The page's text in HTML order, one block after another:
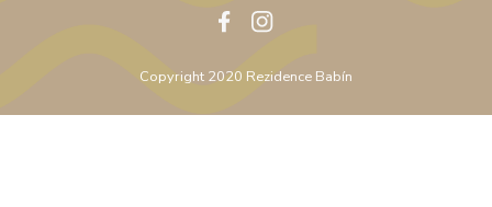
Copyright 2020 Rezidence Babín